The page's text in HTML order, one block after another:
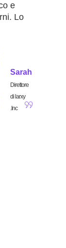
e
Lo
Sarah
Direttore
di larxy
.Inc